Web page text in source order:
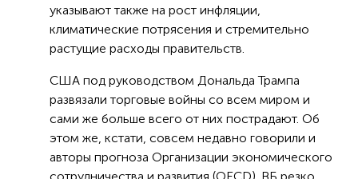
указывают также на рост инфляции,
климатические потрясения и стремительно
растущие расходы правительств.
США под руководством Дональда Трампа
развязали торговые войны со всем миром и
сами же больше всего от них пострадают. Об
этом же, кстати, совсем недавно говорили и
авторы прогноза Организации экономического